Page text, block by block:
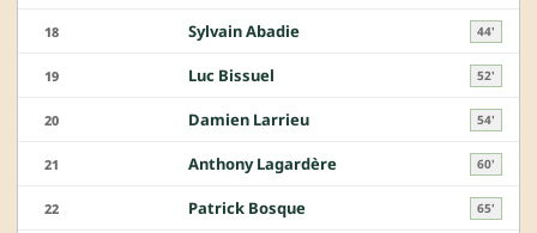
18 Sylvain Abadie 44'
19 Luc Bissuel 52'
20 Damien Larrieu 54'
21 Anthony Lagardère 60'
22 Patrick Bosque 65'